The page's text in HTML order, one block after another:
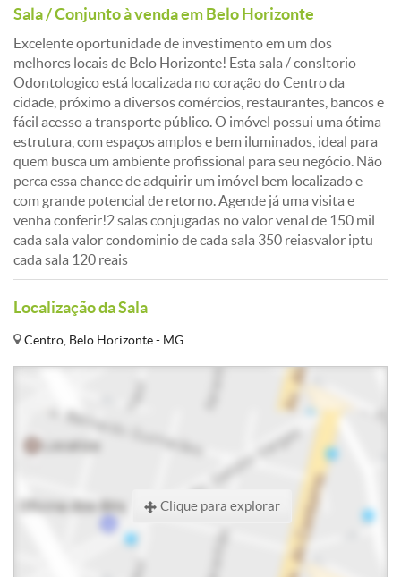
Sala / Conjunto à venda em Belo Horizonte
Excelente oportunidade de investimento em um dos
melhores locais de Belo Horizonte! Esta sala / consltorio
Odontologico está localizada no coração do Centro da
cidade, próximo a diversos comércios, restaurantes, bancos e
fácil acesso a transporte público. O imóvel possui uma ótima
estrutura, com espaços amplos e bem iluminados, ideal para
quem busca um ambiente profissional para seu negócio. Não
perca essa chance de adquirir um imóvel bem localizado e
com grande potencial de retorno. Agende já uma visita e
venha conferir!2 salas conjugadas no valor venal de 150 mil
cada sala valor condominio de cada sala 350 reiasvalor iptu
cada sala 120 reais
Localização da Sala
Centro, Belo Horizonte - MG
Clique para explorar